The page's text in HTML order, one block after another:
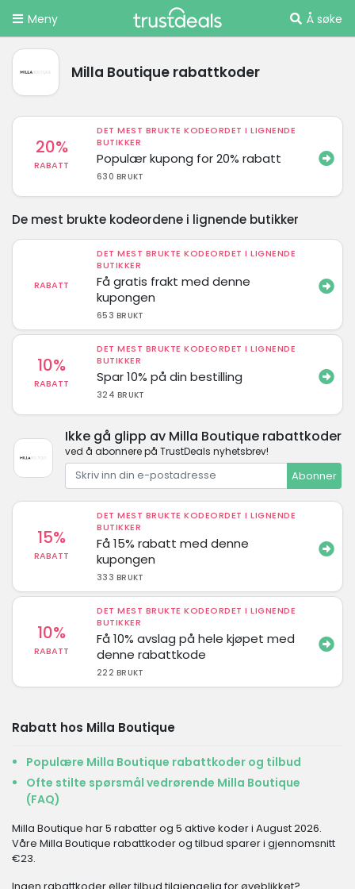
Meny Å søke
Milla Boutique rabattkoder
20%
RABATT
DET MEST BRUKTE KODEORDET I LIGNENDE
BUTIKKER
Populær kupong for 20% rabatt
630 BRUKT
De mest brukte kodeordene i lignende butikker
RABATT
DET MEST BRUKTE KODEORDET I LIGNENDE
BUTIKKER
Få gratis frakt med denne
kupongen
653 BRUKT
10%
RABATT
DET MEST BRUKTE KODEORDET I LIGNENDE
BUTIKKER
Spar 10% på din bestilling
324 BRUKT
Ikke gå glipp av Milla Boutique rabattkoder
ved å abonnere på TrustDeals nyhetsbrev!
Abonner
15%
RABATT
DET MEST BRUKTE KODEORDET I LIGNENDE
BUTIKKER
Få 15% rabatt med denne
kupongen
333 BRUKT
10%
RABATT
DET MEST BRUKTE KODEORDET I LIGNENDE
BUTIKKER
Få 10% avslag på hele kjøpet med
denne rabattkode
222 BRUKT
Rabatt hos Milla Boutique
Populære Milla Boutique rabattkoder og tilbud
Ofte stilte spørsmål vedrørende Milla Boutique
(FAQ)
Milla Boutique har 5 rabatter og 5 aktive koder i August 2026.
Våre Milla Boutique rabattkoder og tilbud sparer i gjennomsnitt
€23.